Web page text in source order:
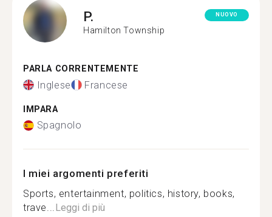
P.
Hamilton Township
NUOVO
PARLA CORRENTEMENTE
Inglese Francese
IMPARA
Spagnolo
I miei argomenti preferiti
Sports, entertainment, politics, history, books,
trave...Leggi di più